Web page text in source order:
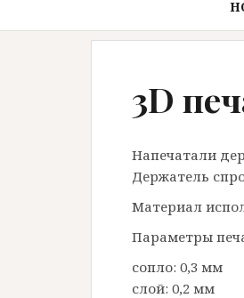
3D
Напечатали
Держатель
Материал
Параметры
сопло: 0,3 мм
слой: 0,2 мм